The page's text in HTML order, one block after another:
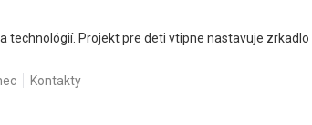
technológií. Projekt pre deti vtipne nastavuje
Kontakty